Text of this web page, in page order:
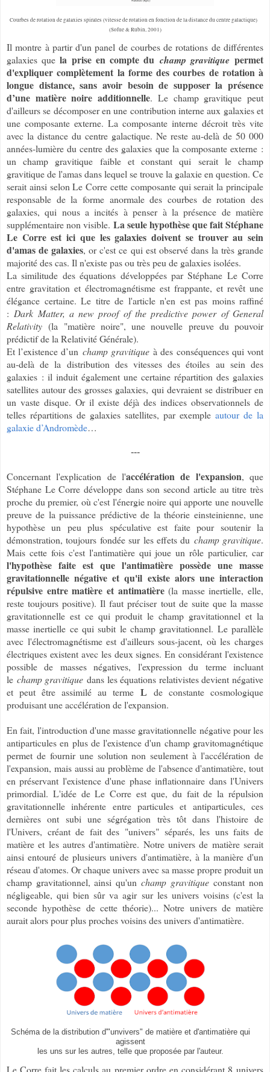
Courbes de rotation de galaxies spirales (vitesse de rotation en fonction de la distance du centre galactique)
(Sofue & Rubin, 2001)
Il montre à partir d'un panel de courbes de rotations de différentes
galaxies quela prise en compte du champ gravitiquepermet
d'expliquer complètement la forme des courbes de rotation à
longue distance, sans avoir besoin de supposer la présence
d’une matière noire additionnelle. Le champ gravitique peut
d'ailleurs se décomposer en une contribution interne aux galaxies et
une composante externe. La composante interne décroit très vite
avec la distance du centre galactique. Ne reste au-delà de 50 000
années-lumière du centre des galaxies que la composante externe :
un champ gravitique faible et constant qui serait le champ
gravitique de l'amas dans lequel se trouve la galaxie en question. Ce
serait ainsi selon Le Corre cette composante qui serait la principale
responsable de la forme anormale des courbes de rotation des
galaxies, qui nous a incités à penser à la présence de matière
supplémentaire non visible. La seule hypothèse que fait Stéphane
Le Corre est ici que les galaxies doivent se trouver au sein
d'amas de galaxies, or c'est ce qui est observé dans la très grande
majorité des cas. Il n'existe pas ou très peu de galaxies isolées.
La similitude des équations développées par Stéphane Le Corre
entre gravitation et électromagnétisme est frappante, et revêt une
élégance certaine. Le titre de l'article n'en est pas moins raffiné
: Dark Matter, a new proof of the predictive power of General
Relativity (la "matière noire", une nouvelle preuve du pouvoir
prédictif de la Relativité Générale).
Et l’existence d’un champ gravitiqueà des conséquences qui vont
au-delà de la distribution des vitesses des étoiles au sein des
galaxies : il induit également une certaine répartition des galaxies
satellites autour des grosses galaxies, qui devraient se distribuer en
un vaste disque. Or il existe déjà des indices observationnels de
telles répartitions de galaxies satellites, par exemple autour de la
galaxie d’Andromède…
---
Concernant l'explication de l'accélération de l'expansion, que
Stéphane Le Corre développe dans son second article au titre très
proche du premier, où c'est l'énergie noire qui apporte une nouvelle
preuve de la puissance prédictive de la théorie einsteinienne, une
hypothèse un peu plus spéculative est faite pour soutenir la
démonstration, toujours fondée sur les effets du champ gravitique.
Mais cette fois c'est l'antimatière qui joue un rôle particulier, car
l'hypothèse faite est que l'antimatière possède une masse
gravitationnelle négative et qu'il existe alors une interaction
répulsive entre matière et antimatière(la masse inertielle, elle,
reste toujours positive). Il faut préciser tout de suite que la masse
gravitationnelle est ce qui produit le champ gravitationnel et la
masse inertielle ce qui subit le champ gravitationnel. Le parallèle
avec l'électromagnétisme est d'ailleurs sous-jacent, où les charges
électriques existent avec les deux signes. En considérant l'existence
possible de masses négatives, l'expression du terme incluant
le champ gravitique dans les équations relativistes devient négative
et peut être assimilé au terme
L
de constante cosmologique
produisant une accélération de l'expansion.
En fait, l'introduction d'une masse gravitationnelle négative pour les
antiparticules en plus de l'existence d'un champ gravitomagnétique
permet de fournir une solution non seulement à l'accélération de
l'expansion, mais aussi au problème de l'absence d'antimatière, tout
en préservant l'existence d'une phase inflationnaire dans l'Univers
primordial. L'idée de Le Corre est que, du fait de la répulsion
gravitationnelle inhérente entre particules et antiparticules, ces
dernières ont subi une ségrégation très tôt dans l'histoire de
l'Univers, créant de fait des "univers" séparés, les uns faits de
matière et les autres d'antimatière. Notre univers de matière serait
ainsi entouré de plusieurs univers d'antimatière, à la manière d'un
réseau d'atomes. Or chaque univers avec sa masse propre produit un
champ gravitationnel, ainsi qu'unchamp gravitiqueconstant non
négligeable, qui bien sûr va agir sur les univers voisins (c'est la
seconde hypothèse de cette théorie)... Notre univers de matière
aurait alors pour plus proches voisins des univers d'antimatière.
Schéma de la distribution d'"unvivers" de matière et d'antimatière qui
agissent
les uns sur les autres, telle que proposée par l'auteur.
Le Corre fait les calculs au premier ordre en considérant 8 univers